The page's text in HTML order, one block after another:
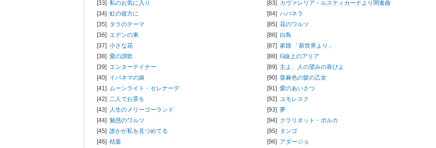
[33] 私のお気に入り
[34] 虹の彼方に
[35] タラのテーマ
[36] エデンの東
[37] 小さな花
[38] 愛の讃歌
[39] エンターテイナー
[40] イパネマの娘
[41] ムーンライト・セレナーデ
[42] 二人でお茶を
[43] 人生のメリーゴーランド
[44] 魅惑のワルツ
[45] 誰かが私を見つめてる
[46] 枯葉
[83] カヴァレリア・ルスティカーナより間奏曲
[84] ハバネラ
[85] 花のワルツ
[86] 白鳥
[87] 家路 「新世界より」
[88] G線上のアリア
[89] 主よ、人の望みの喜びよ
[90] 亜麻色の髪の乙女
[91] 愛のあいさつ
[92] ユモレスク
[93] 夢
[94] クラリネット・ポルカ
[95] タンゴ
[96] アダージョ